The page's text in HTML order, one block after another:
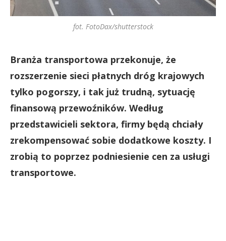
fot. FotoDax/shutterstock
Branża transportowa przekonuje, że
rozszerzenie sieci płatnych dróg krajowych
tylko pogorszy, i tak już trudną, sytuację
finansową przewoźników. Według
przedstawicieli sektora, firmy będą chciały
zrekompensować sobie dodatkowe koszty. I
zrobią to poprzez podniesienie cen za usługi
transportowe.